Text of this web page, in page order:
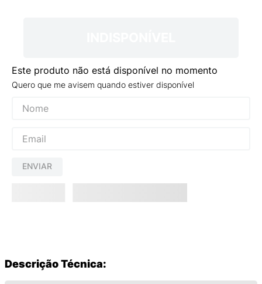
Este produto não está disponível no momento
Quero que me avisem quando estiver disponível
ENVIAR
Descrição Técnica: